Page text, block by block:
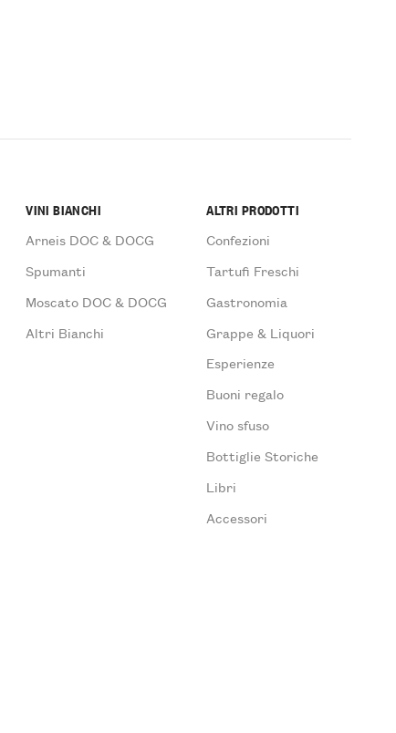
VINI BIANCHI
Arneis DOC & DOCG
Spumanti
Moscato DOC & DOCG
Altri Bianchi
ALTRI PRODOTTI
Confezioni
Tartufi Freschi
Gastronomia
Grappe & Liquori
Esperienze
Buoni regalo
Vino sfuso
Bottiglie Storiche
Libri
Accessori